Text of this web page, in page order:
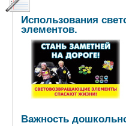
Использования
элементов.
Важность